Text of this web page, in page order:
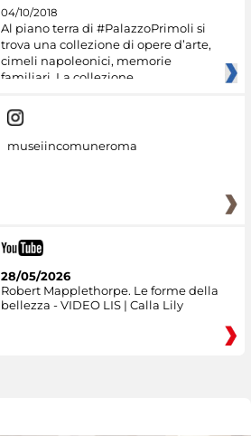
04/10/2018
Al piano terra di #PalazzoPrimoli si
trova una collezione di opere d’arte,
cimeli napoleonici, memorie
familiari. La collezione
museiincomuneroma
28/05/2026
Robert Mapplethorpe. Le forme della
bellezza - VIDEO LIS | Calla Lily